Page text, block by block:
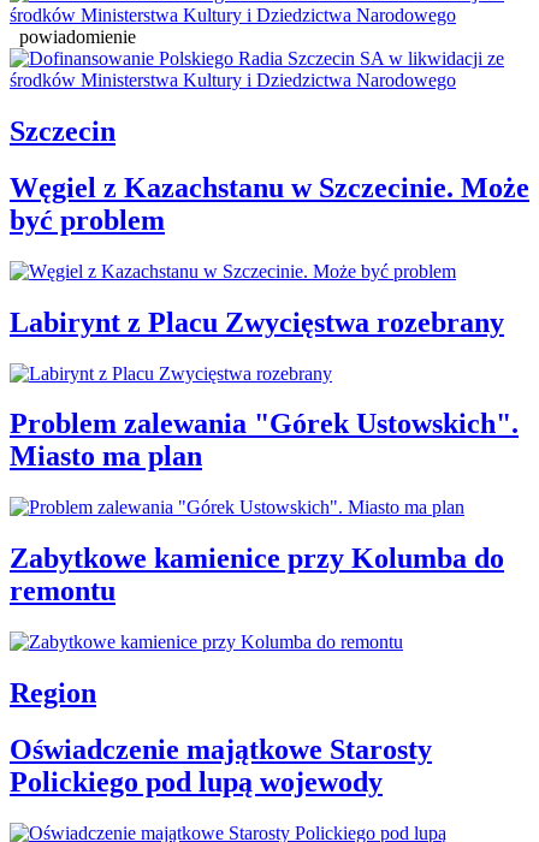
powiadomienie
Szczecin
Węgiel z Kazachstanu w Szczecinie. Może
być problem
Labirynt z Placu Zwycięstwa rozebrany
Problem zalewania "Górek Ustowskich".
Miasto ma plan
Zabytkowe kamienice przy Kolumba do
remontu
Region
Oświadczenie majątkowe Starosty
Polickiego pod lupą wojewody